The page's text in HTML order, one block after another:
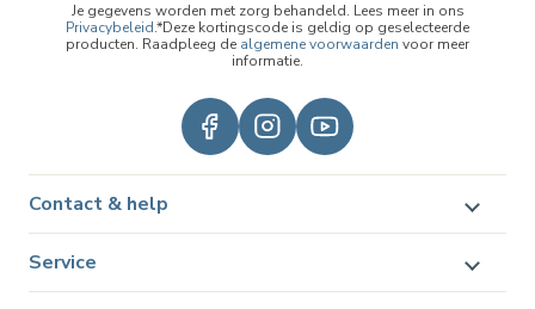
Je gegevens worden met zorg behandeld. Lees meer in ons
Privacybeleid.*Deze kortingscode is geldig op geselecteerde
producten. Raadpleeg de algemene voorwaarden voor meer
informatie.
Contact & help
Service